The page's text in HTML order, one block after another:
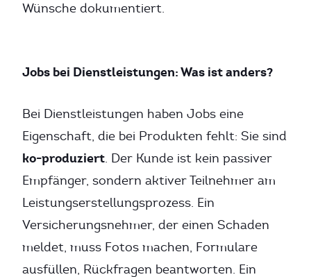
Wünsche dokumentiert.
Jobs bei Dienstleistungen: Was ist anders?
Bei Dienstleistungen haben Jobs eine
Eigenschaft, die bei Produkten fehlt: Sie sind
ko-produziert. Der Kunde ist kein passiver
Empfänger, sondern aktiver Teilnehmer am
Leistungserstellungsprozess. Ein
Versicherungsnehmer, der einen Schaden
meldet, muss Fotos machen, Formulare
ausfüllen, Rückfragen beantworten. Ein